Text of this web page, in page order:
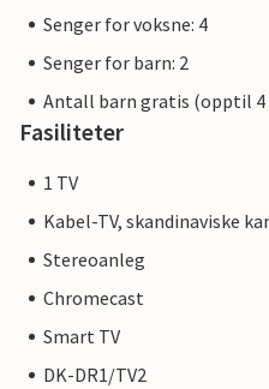
Senger for voksne: 4
Senger for barn: 2
Antall barn gratis (opptil 4
Fasiliteter
1 TV
Kabel-TV, skandinaviske
Stereoanleg
Chromecast
Smart TV
DK-DR1/TV2